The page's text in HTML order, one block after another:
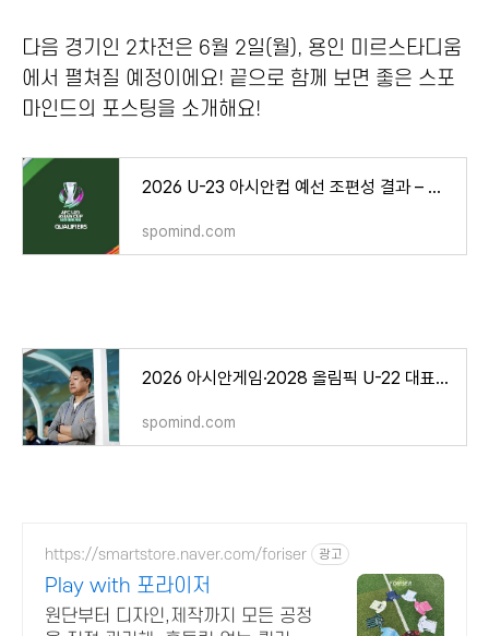
다음 경기인 2차전은 6월 2일(월), 용인 미르스타디움
에서 펼쳐질 예정이에요! 끝으로 함께 보면 좋은 스포
마인드의 포스팅을 소개해요!
2026 U-23 아시안컵 예선 조편성 결과 – 한국, 인도네시아·라오스·마카오와 J조 편성
spomind.com
2026 아시안게임·2028 올림픽 U-22 대표팀 이민성 감독 선임 – 프로필·데뷔전 일정 총정리
spomind.com
https://smartstore.naver.com/foriser 광고
Play with 포라이저
원단부터 디자인,제작까지 모든 공정